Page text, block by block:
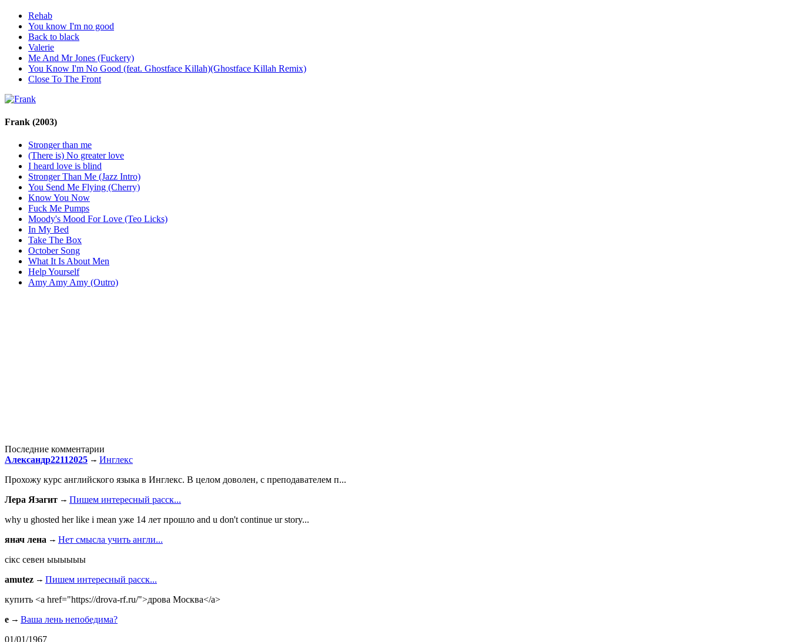
Rehab
You know I'm no good
Back to black
Valerie
Me And Mr Jones (Fuckery)
You Know I'm No Good (feat. Ghostface Killah)(Ghostface Killah Remix)
Close To The Front
Frank (2003)
Stronger than me
(There is) No greater love
I heard love is blind
Stronger Than Me (Jazz Intro)
You Send Me Flying (Cherry)
Know You Now
Fuck Me Pumps
Moody's Mood For Love (Teo Licks)
In My Bed
Take The Box
October Song
What It Is About Men
Help Yourself
Amy Amy Amy (Outro)
Последние комментарии
Александр22112025
Инглекс
Прохожу курс английского языка в Инглекс. В целом доволен, с преподавателем п...
Лера Язагит
Пишем интересный расск...
why u ghosted her like i mean уже 14 лет прошло and u don't continue ur story...
янач лена
Нет смысла учить англи...
сiкс севен ыыыыыы
amutez
Пишем интересный расск...
купить <a href="https://drova-rf.ru/">дрова Москва</a>
e
Ваша лень непобедима?
01/01/1967